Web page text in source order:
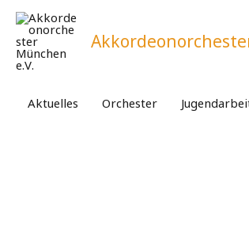
Zum
Inhalt
springen
Aktuelles Orchester